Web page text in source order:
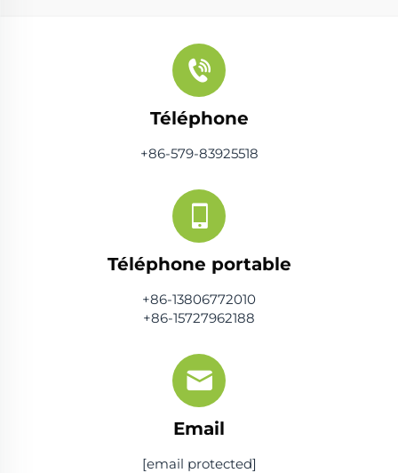
Téléphone
+86-579-83925518
Téléphone portable
+86-13806772010
+86-15727962188
Email
[email protected]